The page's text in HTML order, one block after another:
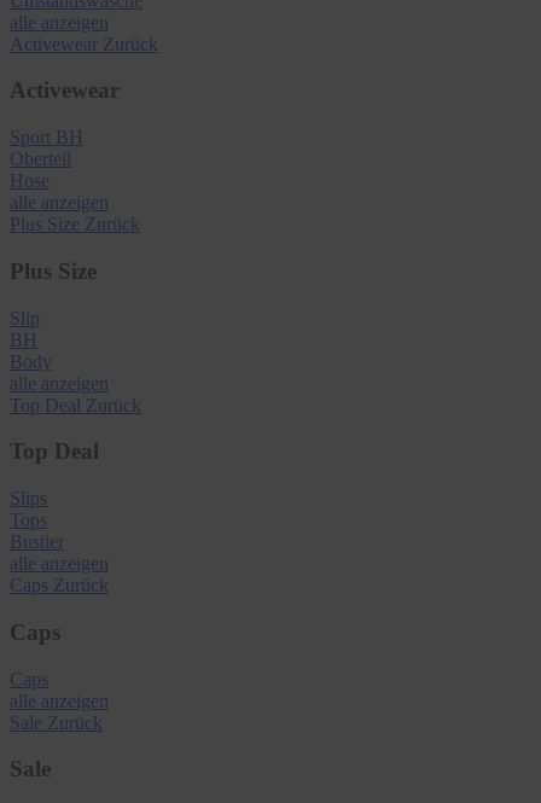
alle anzeigen
Activewear Zurück
Activewear
Sport BH
Oberteil
Hose
alle anzeigen
Plus Size Zurück
Plus Size
Slip
BH
Body
alle anzeigen
Top Deal Zurück
Top Deal
Slips
Tops
Bustier
alle anzeigen
Caps Zurück
Caps
Caps
alle anzeigen
Sale Zurück
Sale